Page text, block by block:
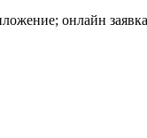
онлайн